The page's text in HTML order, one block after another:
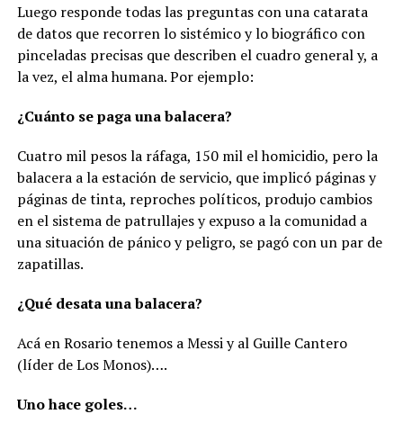
Luego responde todas las preguntas con una catarata
de datos que recorren lo sistémico y lo biográfico con
pinceladas precisas que describen el cuadro general y, a
la vez, el alma humana. Por ejemplo:
¿Cuánto se paga una balacera?
Cuatro mil pesos la ráfaga, 150 mil el homicidio, pero la
balacera a la estación de servicio, que implicó páginas y
páginas de tinta, reproches políticos, produjo cambios
en el sistema de patrullajes y expuso a la comunidad a
una situación de pánico y peligro, se pagó con un par de
zapatillas.
¿Qué desata una balacera?
Acá en Rosario tenemos a Messi y al Guille Cantero
(líder de Los Monos)….
Uno hace goles…